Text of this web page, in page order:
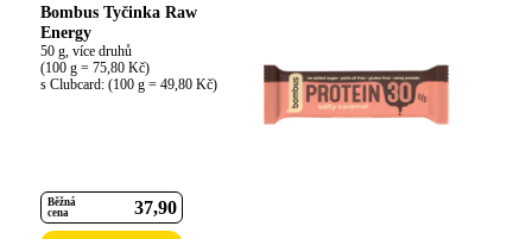
Bombus Tyčinka Raw
Energy
50 g, více druhů
(100 g = 75,80 Kč)
s Clubcard: (100 g = 49,80 Kč)
Běžná
cena
37 90